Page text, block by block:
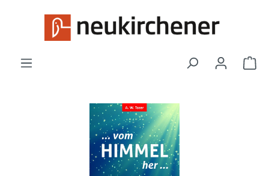
Zum Hauptinhalt springen
Bildergalerie überspringen